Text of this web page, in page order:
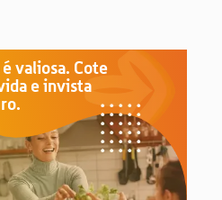
valiosa. Cote
e invista